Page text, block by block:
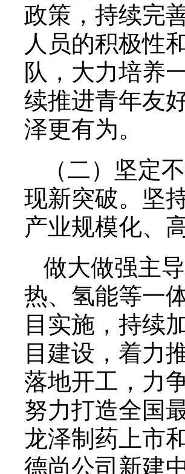
政策，持续完
人员的积极性
队，大力培养
续推进青年友
泽更有为。
（二）坚定
现新突破。坚
产业规模化、
做大做强主
热、氢能等一
目实施，持续
目建设，着力
落地开工，力
努力打造全国
龙泽制药上市
德尚公司新建